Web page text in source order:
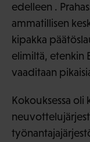
edelleen .
ammatillisen
kipakka
elimiltä, etenkin
vaaditaan
Kokouksessa oli